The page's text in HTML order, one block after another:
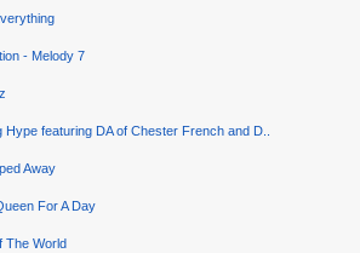
- Melody 7
Hype featuring DA of Chester French and D..
Away
For A Day
The World